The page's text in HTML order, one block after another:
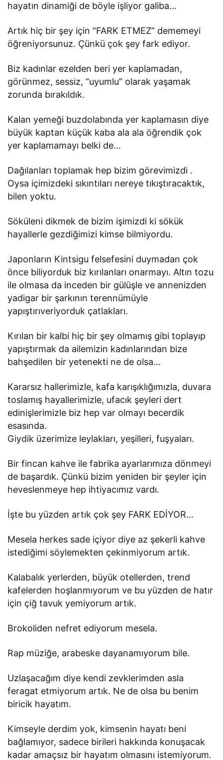
hayatın dinamiği de böyle işliyor galiba…
Artık hiç bir şey için “FARK ETMEZ” dememeyi
öğreniyorsunuz. Çünkü çok şey fark ediyor.
Biz kadınlar ezelden beri yer kaplamadan,
görünmez, sessiz, “uyumlu” olarak yaşamak
zorunda bırakıldık.
Kalan yemeği buzdolabında yer kaplamasın diye
büyük kaptan küçük kaba ala ala öğrendik çok
yer kaplamamayı belki de…
Dağılanları toplamak hep bizim görevimizdi .
Oysa içimizdeki sıkıntıları nereye tıkıştıracaktık,
bilen yoktu.
Söküleni dikmek de bizim işimizdi ki sökük
hayallerle gezdiğimizi kimse bilmiyordu.
Japonların Kintsigu felsefesini duymadan çok
önce biliyorduk biz kırılanları onarmayı. Altın tozu
ile olmasa da inceden bir gülüşle ve annenizden
yadigar bir şarkının terennümüyle
yapıştırıveriyorduk çatlakları.
Kırılan bir kalbi hiç bir şey olmamış gibi toplayıp
yapıştırmak da ailemizin kadınlarından bize
bahşedilen bir yetenekti ne de olsa…
Kararsız hallerimizle, kafa karışıklığımızla, duvara
toslamış hayallerimizle, ufacık şeyleri dert
edinişlerimizle biz hep var olmayı becerdik
esasında.
Giydik üzerimize leylakları, yeşilleri, fuşyaları.
Bir fincan kahve ile fabrika ayarlarımıza dönmeyi
de başardık. Çünkü bizim yeniden bir şeyler için
heveslenmeye hep ihtiyacımız vardı.
İşte bu yüzden artık çok şey FARK EDİYOR…
Mesela herkes sade içiyor diye az şekerli kahve
istediğimi söylemekten çekinmiyorum artık.
Kalabalık yerlerden, büyük otellerden, trend
kafelerden hoşlanmıyorum ve bu yüzden de hatır
için çiğ tavuk yemiyorum artık.
Brokoliden nefret ediyorum mesela.
Rap müziğe, arabeske dayanamıyorum bile.
Uzlaşacağım diye kendi zevklerimden asla
feragat etmiyorum artık. Ne de olsa bu benim
biricik hayatım.
Kimseyle derdim yok, kimsenin hayatı beni
bağlamıyor, sadece birileri hakkında konuşacak
kadar amaçsız bir hayatım olmasını istemiyorum.